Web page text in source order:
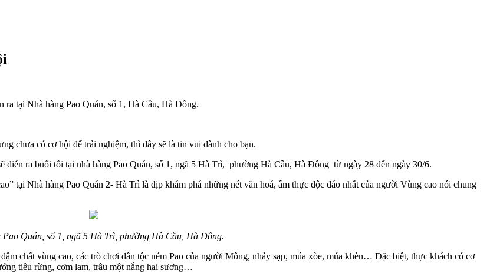
ra tại Nhà hàng Pao Quán, số 1, Hà Cầu, Hà Đông.
chưa có cơ hội để trải nghiệm, thì đây sẽ là tin vui dành cho bạn.
diễn ra buổi tối tại nhà hàng Pao Quán, số 1, ngã 5 Hà Trì, phường Hà Cầu, Hà Đông từ ngày 28 đến ngày 30/6.
tại Nhà hàng Pao Quán 2- Hà Trì là dịp khám phá những nét văn hoá, ẩm thực độc đáo nhất của người Vùng cao nói chung
Pao Quán, số 1, ngã 5 Hà Trì, phường Hà Cầu, Hà Đông.
chất vùng cao, các trò chơi dân tộc ném Pao của người Mông, nhảy sạp, múa xòe, múa khèn… Đặc biệt, thực khách có cơ
tiêu rừng, cơm lam, trâu một nắng hai sương…